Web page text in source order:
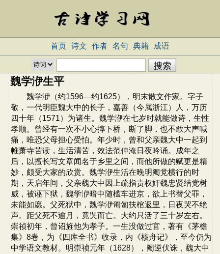
首页 诗文 作者 名句 典籍 成语
魏学洢生平
魏学洢（约1596—约1625），明末散文作家。字子
敬，一代明臣魏大中的长子，嘉善（今属浙江）人，万历
四十年（1571）为诸生。魏学洢在七岁时就能做诗，生性
孝顺。曾经有一次不小心摔下桥，断了脚，也不敢大声喊
痛，唯恐父母担心受怕。年少时，曾和父亲魏大中一起到
帷萧寺苦读，生活清苦，效法范仲淹日夜吟诵。成年之
后，以擅长写文章闻名于乡里之间，而他所做的赋更是精
妙，颇受大家的欣赏。魏学洢生活在晚明阉党横行的时
期，天启年间，父亲魏大中因上疏指责权奸魏忠贤结党树
威，被诬下狱，魏学洢暗中随槛车进京，欲上书替父罪，
未能如愿。父死狱中，魏学洢匍匐扶棺返里，日夜哭不绝
声。距父死不逾月，竟哭而亡。大约只活了三十岁左右。
崇祯初年，曾诏旌他为孝子。一生没做过官，著有《茅檐
集》8卷，为《四库全书》收录，内《核舟记》，至今仍为
中学语文教材。明崇祯元年（1628），阉逆伏诛，魏大中